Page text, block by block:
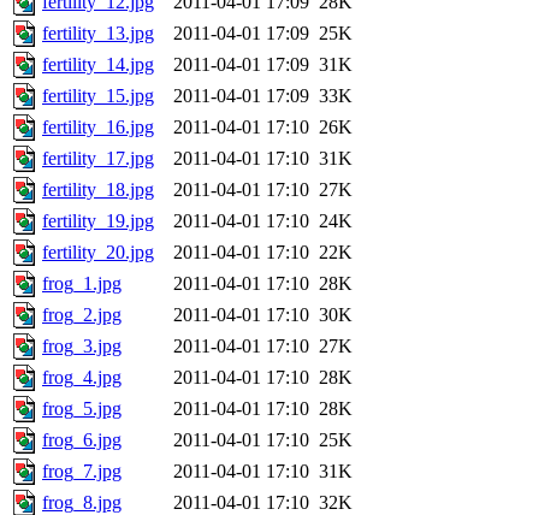
fertility_13.jpg
2011-04-01 17:09 25K
fertility_14.jpg
2011-04-01 17:09 31K
fertility_15.jpg
2011-04-01 17:09 33K
fertility_16.jpg
2011-04-01 17:10 26K
fertility_17.jpg
2011-04-01 17:10 31K
fertility_18.jpg
2011-04-01 17:10 27K
fertility_19.jpg
2011-04-01 17:10 24K
fertility_20.jpg
2011-04-01 17:10 22K
frog_1.jpg
2011-04-01 17:10 28K
frog_2.jpg
2011-04-01 17:10 30K
frog_3.jpg
2011-04-01 17:10 27K
frog_4.jpg
2011-04-01 17:10 28K
frog_5.jpg
2011-04-01 17:10 28K
frog_6.jpg
2011-04-01 17:10 25K
frog_7.jpg
2011-04-01 17:10 31K
frog_8.jpg
2011-04-01 17:10 32K